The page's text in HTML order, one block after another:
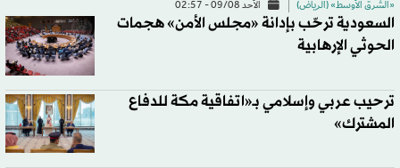
«الشرق الأوسط» (الرياض) الأحد 09/08 - 02:57
السعودية ترحّب بإدانة «مجلس الأمن» هجمات
الحوثي الإرهابية
ترحيب عربي وإسلامي بـ«اتفاقية مكة للدفاع
المشترك»